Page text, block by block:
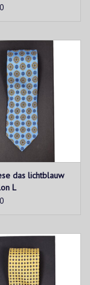
das lichtblauw
L